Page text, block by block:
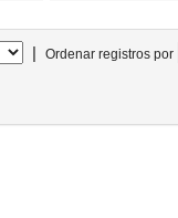
| Ordenar registros por